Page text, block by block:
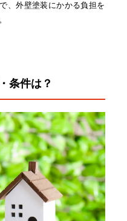
、外壁塗装にかかる負担を
条件は？